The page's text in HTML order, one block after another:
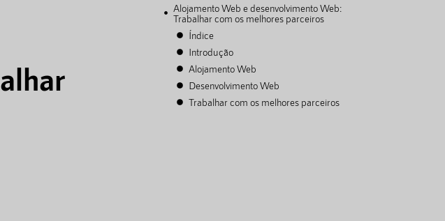
Alojamento Web e desenvolvimento Web:
Trabalhar com os melhores parceiros
Índice
Introdução
Alojamento Web
Desenvolvimento Web
Trabalhar com os melhores parceiros